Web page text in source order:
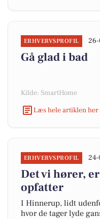
ERHVERVSPROFIL
Gå glad i bad
Kilde: SmartHome
Læs hele artiklen her
ERHVERVSPROFIL
Det vi hører,
opfatter
I Hinnerup, lidt
hvor de tager lyde